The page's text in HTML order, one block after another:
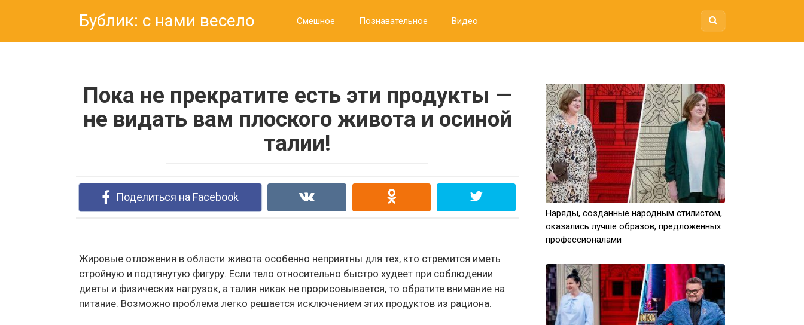
Бублик: с нами весело Смешное Познавательное Видео
Пока не прекратите есть эти продукты —
не видать вам плоского живота и осиной
талии!
Поделиться на Facebook
Жировые отложения в области живота особенно неприятны для тех, кто стремится иметь
стройную и подтянутую фигуру. Если тело относительно быстро худеет при соблюдении
диеты и физических нагрузок, а талия никак не прорисовывается, то обратите внимание на
питание. Возможно проблема легко решается исключением этих продуктов из рациона.
Наряды, созданные народным стилистом,
оказались лучше образов, предложенных
профессионалами